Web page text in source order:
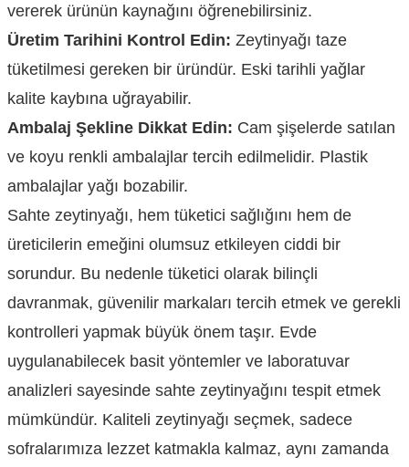
vererek ürünün kaynağını öğrenebilirsiniz.
Üretim Tarihini Kontrol Edin: Zeytinyağı taze
tüketilmesi gereken bir üründür. Eski tarihli yağlar
kalite kaybına uğrayabilir.
Ambalaj Şekline Dikkat Edin: Cam şişelerde satılan
ve koyu renkli ambalajlar tercih edilmelidir. Plastik
ambalajlar yağı bozabilir.
Sahte zeytinyağı, hem tüketici sağlığını hem de
üreticilerin emeğini olumsuz etkileyen ciddi bir
sorundur. Bu nedenle tüketici olarak bilinçli
davranmak, güvenilir markaları tercih etmek ve gerekli
kontrolleri yapmak büyük önem taşır. Evde
uygulanabilecek basit yöntemler ve laboratuvar
analizleri sayesinde sahte zeytinyağını tespit etmek
mümkündür. Kaliteli zeytinyağı seçmek, sadece
sofralarımıza lezzet katmakla kalmaz, aynı zamanda